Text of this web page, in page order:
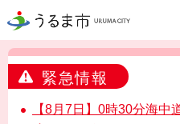
うるま市
緊急情報
【8月7日】0時30分海中